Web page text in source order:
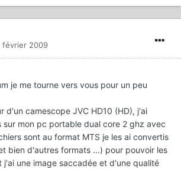
février 2009
je me tourne vers vous pour un peu
d'un camescope JVC HD10 (HD), j'ai
sur mon pc portable dual core 2 ghz avec
sont au format MTS je les ai convertis
bien d'autres formats ...) pour pouvoir les
j'ai une image saccadée et d'une qualité